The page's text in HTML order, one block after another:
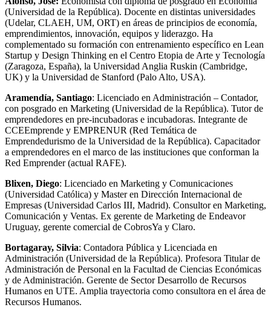
(Universidad de la República). Docente en distintas universidades
(Udelar, CLAEH, UM, ORT) en áreas de principios de economía,
emprendimientos, innovación, equipos y liderazgo. Ha
complementado su formación con entrenamiento específico en Lean
Startup y Design Thinking en el Centro Etopia de Arte y Tecnología
(Zaragoza, España), la Universidad Anglia Ruskin (Cambridge,
UK) y la Universidad de Stanford (Palo Alto, USA).
Aramendía, Santiago: Licenciado en Administración – Contador,
con posgrado en Marketing (Universidad de la República). Tutor de
emprendedores en pre-incubadoras e incubadoras. Integrante de
CCEEmprende y EMPRENUR (Red Temática de
Emprendedurismo de la Universidad de la República). Capacitador
a emprendedores en el marco de las instituciones que conforman la
Red Emprender (actual RAFE).
Blixen, Diego: Licenciado en Marketing y Comunicaciones
(Universidad Católica) y Master en Dirección Internacional de
Empresas (Universidad Carlos III, Madrid). Consultor en Marketing,
Comunicación y Ventas. Ex gerente de Marketing de Endeavor
Uruguay, gerente comercial de CobrosYa y Claro.
Bortagaray, Silvia: Contadora Pública y Licenciada en
Administración (Universidad de la República). Profesora Titular de
Administración de Personal en la Facultad de Ciencias Económicas
y de Administración. Gerente de Sector Desarrollo de Recursos
Humanos en UTE. Amplia trayectoria como consultora en el área de
Recursos Humanos.